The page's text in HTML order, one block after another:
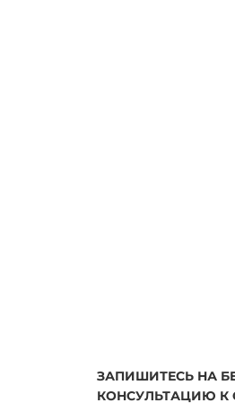
ЗАПИШИТЕСЬ НА
КОНСУЛЬТАЦИЮ К